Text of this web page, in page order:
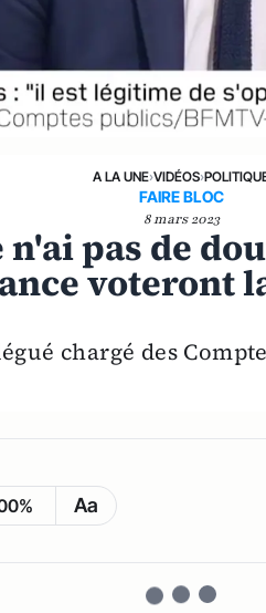
A LA UNE›VIDÉOS›
FAIRE BLOC
8 mars 2023
pas de
voteront
chargé des
Aa